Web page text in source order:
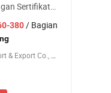
Sertifikat
380/ Bagian